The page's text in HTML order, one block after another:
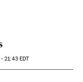
21:43EDT